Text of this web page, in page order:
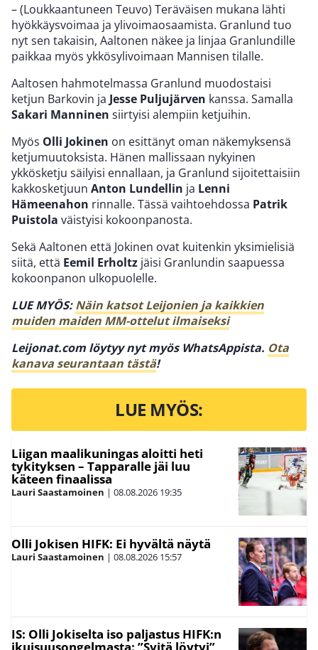
– (Loukkaantuneen Teuvo) Teräväisen mukana lähti
hyökkäysvoimaa ja ylivoimaosaamista. Granlund tuo
nyt sen takaisin, Aaltonen näkee ja linjaa Granlundille
paikkaa myös ykkösylivoimaan Mannisen tilalle.
Aaltosen hahmotelmassa Granlund muodostaisi
ketjun Barkovin ja Jesse Puljujärven kanssa. Samalla
Sakari Manninen siirtyisi alempiin ketjuihin.
Myös Olli Jokinen on esittänyt oman näkemyksensä
ketjumuutoksista. Hänen mallissaan nykyinen
ykkösketju säilyisi ennallaan, ja Granlund sijoitettaisiin
kakkosketjuun Anton Lundellin ja Lenni
Hämeenahon rinnalle. Tässä vaihtoehdossa Patrik
Puistola väistyisi kokoonpanosta.
Sekä Aaltonen että Jokinen ovat kuitenkin yksimielisiä
siitä, että Eemil Erholtz jäisi Granlundin saapuessa
kokoonpanon ulkopuolelle.
LUE MYÖS:Näin katsot Leijonien ja kaikkien
muiden maiden MM-ottelut ilmaiseksi
Leijonat.com löytyy nyt myös WhatsAppista. Ota
kanava seurantaan tästä!
LUE MYÖS:
Liigan maalikuningas aloitti heti
tykityksen – Tapparalle jäi luu
käteen finaalissa
Lauri Saastamoinen | 08.08.2026 19:35
Olli Jokisen HIFK: Ei hyvältä näytä
Lauri Saastamoinen | 08.08.2026 15:57
IS: Olli Jokiselta iso paljastus HIFK:n
ikuisuusongelmasta: ”Syitä löytyi”